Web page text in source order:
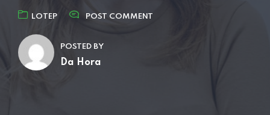
LOTEP POST COMMENT
POSTED BY
Da Hora